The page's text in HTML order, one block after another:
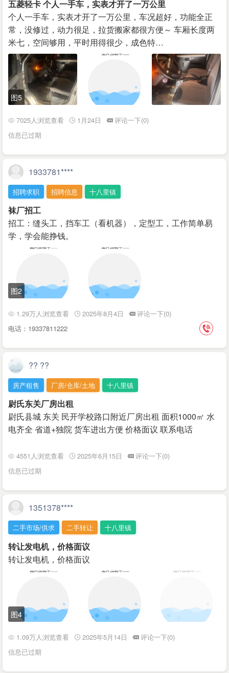
五菱轻卡 个人一手车，实表才开了一万公里
个人一手车，实表才开了一万公里，车况超好，功能全正
常，没修过，动力很足，拉货搬家都很方便～ 车厢长度两
米七，空间够用，平时用得很少，成色特…
图5
7025人浏览查看 1月24日
评论一下(0)
信息已过期
1933781****
招聘求职 招聘信息 十八里镇
袜厂招工
招工：缝头工，挡车工（看机器），定型工，工作简单易
学，学会能挣钱。
图2
1.29万人浏览查看 2025年8月4日
评论一下(0)
电话：19337811222
?? ??
房产租售 厂房/仓库/土地 十八里镇
尉氏东关厂房出租
尉氏县城 东关 民开学校路口附近厂房出租 面积1000㎡ 水
电齐全 省道+独院 货车进出方便 价格面议 联系电话
4551人浏览查看 2025年6月15日
评论一下(0)
信息已过期
1351378****
二手市场/供求 二手转让 十八里镇
转让发电机，价格面议
转让发电机，价格面议
图4
1.09万人浏览查看 2025年5月14日
评论一下(0)
信息已过期